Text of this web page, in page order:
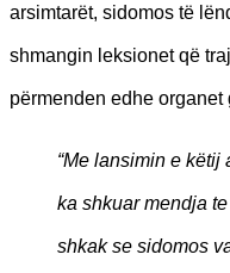
arsimtarët, sidomos të
shmangin leksionet që
përmenden edhe
“Me lansimin e
ka shkuar mendja
shkak se sidomos